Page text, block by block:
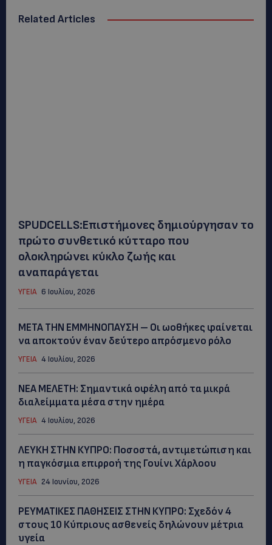
Related Articles
SPUDCELLS:Επιστήμονες δημιούργησαν το
πρώτο συνθετικό κύτταρο που
ολοκληρώνει κύκλο ζωής και
αναπαράγεται
ΥΓΕΙΑ 6 Ιουλίου, 2026
ΜΕΤΑ ΤΗΝ ΕΜΜΗΝΟΠΑΥΣΗ – Οι ωοθήκες φαίνεται
να αποκτούν έναν δεύτερο απρόσμενο ρόλo
ΥΓΕΙΑ 4 Ιουλίου, 2026
ΝΕΑ ΜΕΛΕΤΗ: Σημαντικά οφέλη από τα μικρά
διαλείμματα μέσα στην ημέρα
ΥΓΕΙΑ 4 Ιουλίου, 2026
ΛΕΥΚΗ ΣΤΗΝ ΚΥΠΡΟ: Ποσοστά, αντιμετώπιση και
η παγκόσμια επιρροή της Γουίνι Χάρλοου
ΥΓΕΙΑ 24 Ιουνίου, 2026
ΡΕΥΜΑΤΙΚΕΣ ΠΑΘΗΣΕΙΣ ΣΤΗΝ ΚΥΠΡΟ: Σχεδόν 4
στους 10 Κύπριους ασθενείς δηλώνουν μέτρια
υγεία